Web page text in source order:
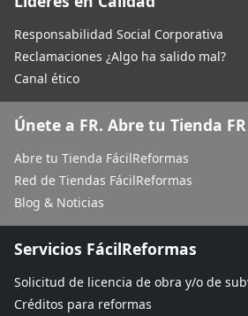
Responsabilidad Social Corporativa
Reclamaciones ¿Algo ha salido mal?
Canal ético
Únete a FR. Abre tu Tienda FR
Abre tu Tienda FácilReformas
Red de Tiendas FácilReformas
Blog & Noticias
Servicios FácilReformas
Solicitud de licencia de obra y/o de
Créditos para reformas